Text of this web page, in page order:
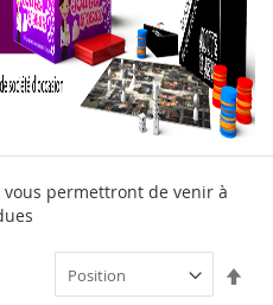
permettront de venir à